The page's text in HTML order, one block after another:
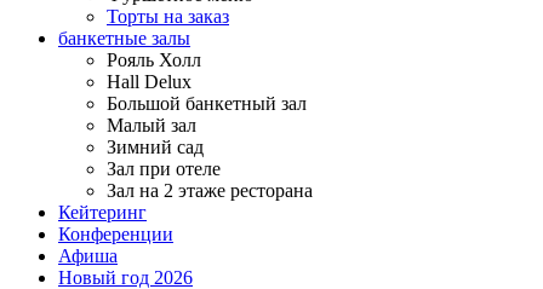
Торты на заказ
банкетные залы
Рояль Холл
Hall Delux
Большой банкетный зал
Малый зал
Зимний сад
Зал при отеле
Зал на 2 этаже ресторана
Кейтеринг
Конференции
Афиша
Новый год 2026